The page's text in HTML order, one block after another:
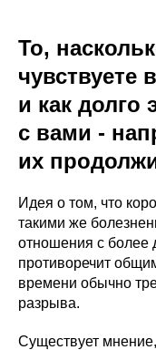
То,
и как долго
с вами -
их
Идея о том, что
такими же
отношения с более
противоречит
времени обычно
разрыва.
Существует